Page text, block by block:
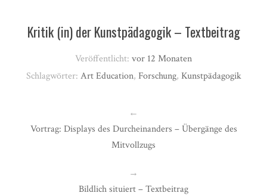
Kritik (in) der Kunstpädagogik – Textbeitrag
Veröffentlicht: vor 12 Monaten
Schlagwörter: Art Education, Forschung, Kunstpädagogik
←
Vortrag: Displays des Durcheinanders – Übergänge des
Mitvollzugs
→
Bildlich situiert – Textbeitrag